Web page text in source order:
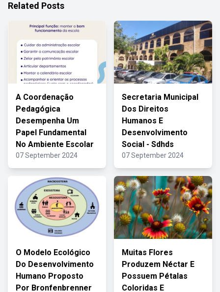
Related Posts
A Coordenação
Pedagógica
Desempenha Um
Papel Fundamental
No Ambiente Escolar
07 September 2024
Secretaria Municipal
Dos Direitos
Humanos E
Desenvolvimento
Social - Sdhds
07 September 2024
O Modelo Ecológico
Do Desenvolvimento
Humano Proposto
Por Bronfenbrenner
Muitas Flores
Produzem Néctar E
Possuem Pétalas
Coloridas E